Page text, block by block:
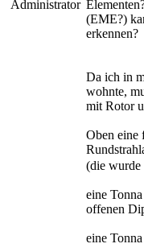
Administrator
(EME?)
erkennen?
Da ich in
wohnte,
mit Rotor
Oben eine
(die wurde
eine
offenen
eine